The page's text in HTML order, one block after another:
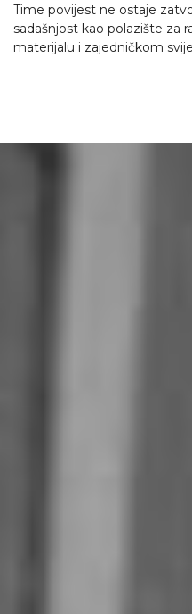
Time povijest ne ostaje
sadašnjost kao polazište za
materijalu i zajedničkom